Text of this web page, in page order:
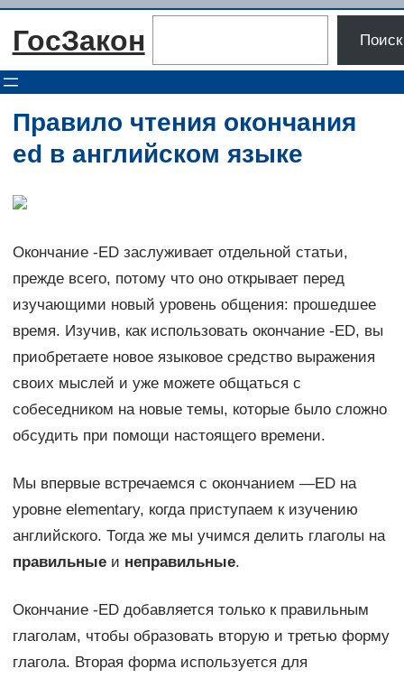
Перейти
ГосЗакон Поиск
Правило чтения окончания
ed в английском языке
Окончание -ED заслуживает отдельной статьи,
прежде всего, потому что оно открывает перед
изучающими новый уровень общения: прошедшее
время. Изучив, как использовать окончание -ED, вы
приобретаете новое языковое средство выражения
своих мыслей и уже можете общаться с
собеседником на новые темы, которые было сложно
обсудить при помощи настоящего времени.
Мы впервые встречаемся с окончанием —ED на
уровне elementary, когда приступаем к изучению
английского. Тогда же мы учимся делить глаголы на
правильныеи неправильные.
Окончание -ED добавляется только к правильным
глаголам, чтобы образовать вторую и третью форму
глагола. Вторая форма используется для